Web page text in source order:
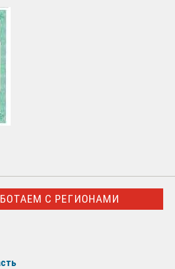
С РЕГИОНАМИ